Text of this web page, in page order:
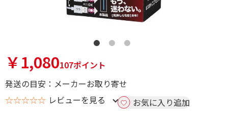
￥1,080107ポイント
発送の目安：メーカーお取り寄せ
☆☆☆☆☆ レビューを見る お気に入り追加